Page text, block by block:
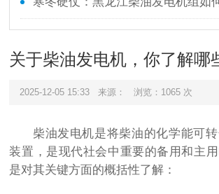
关于柴油发电机，你了解哪
2025-12-05 15:33 来源： 浏览： 1065 次
柴油发电机是将柴油的化学能可
装置，是现代社会中重要的备用和主
是对其关键方面的概括性了解：